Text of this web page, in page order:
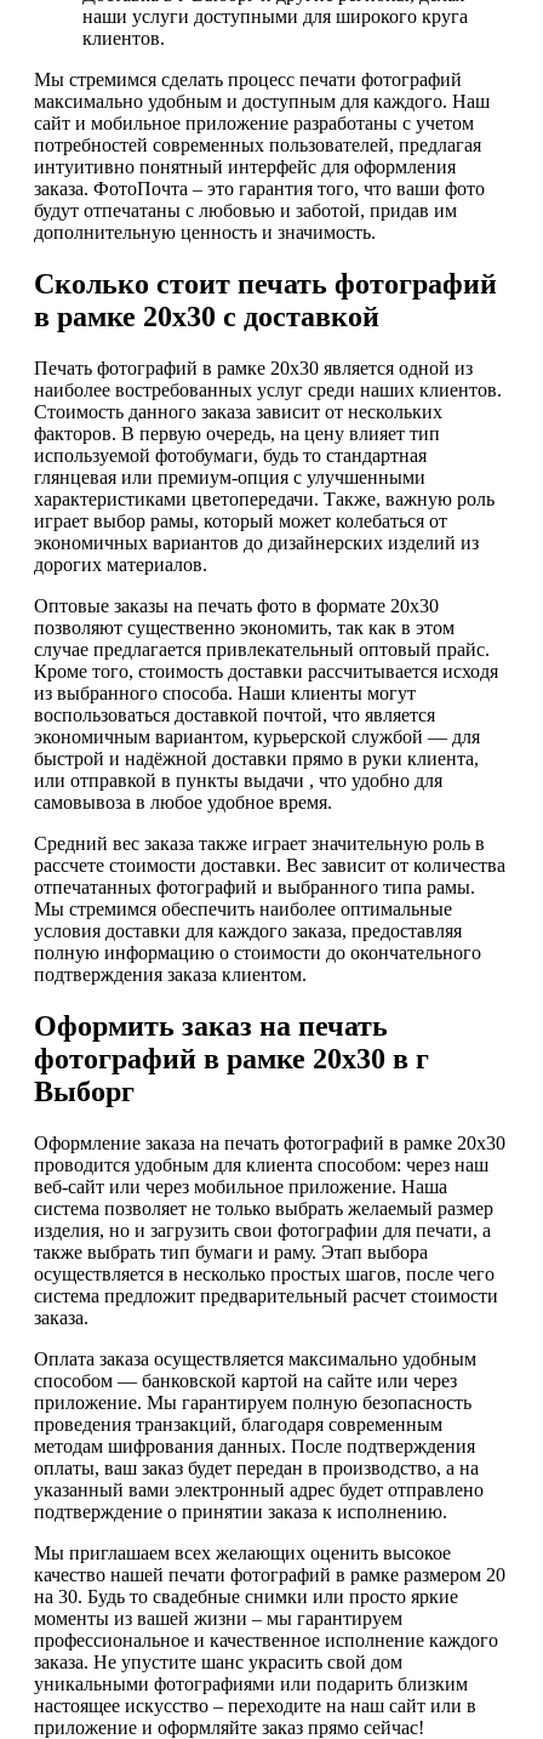
наши услуги доступными для широкого круга
клиентов.
Мы стремимся сделать процесс печати фотографий
максимально удобным и доступным для каждого. Наш
сайт и мобильное приложение разработаны с учетом
потребностей современных пользователей, предлагая
интуитивно понятный интерфейс для оформления
заказа. ФотоПочта – это гарантия того, что ваши фото
будут отпечатаны с любовью и заботой, придав им
дополнительную ценность и значимость.
Сколько стоит печать фотографий
в рамке 20х30 с доставкой
Печать фотографий в рамке 20х30 является одной из
наиболее востребованных услуг среди наших клиентов.
Стоимость данного заказа зависит от нескольких
факторов. В первую очередь, на цену влияет тип
используемой фотобумаги, будь то стандартная
глянцевая или премиум-опция с улучшенными
характеристиками цветопередачи. Также, важную роль
играет выбор рамы, который может колебаться от
экономичных вариантов до дизайнерских изделий из
дорогих материалов.
Оптовые заказы на печать фото в формате 20х30
позволяют существенно экономить, так как в этом
случае предлагается привлекательный оптовый прайс.
Кроме того, стоимость доставки рассчитывается исходя
из выбранного способа. Наши клиенты могут
воспользоваться доставкой почтой, что является
экономичным вариантом, курьерской службой — для
быстрой и надёжной доставки прямо в руки клиента,
или отправкой в пункты выдачи , что удобно для
самовывоза в любое удобное время.
Средний вес заказа также играет значительную роль в
рассчете стоимости доставки. Вес зависит от количества
отпечатанных фотографий и выбранного типа рамы.
Мы стремимся обеспечить наиболее оптимальные
условия доставки для каждого заказа, предоставляя
полную информацию о стоимости до окончательного
подтверждения заказа клиентом.
Оформить заказ на печать
фотографий в рамке 20х30 в г
Выборг
Оформление заказа на печать фотографий в рамке 20х30
проводится удобным для клиента способом: через наш
веб-сайт или через мобильное приложение. Наша
система позволяет не только выбрать желаемый размер
изделия, но и загрузить свои фотографии для печати, а
также выбрать тип бумаги и раму. Этап выбора
осуществляется в несколько простых шагов, после чего
система предложит предварительный расчет стоимости
заказа.
Оплата заказа осуществляется максимально удобным
способом — банковской картой на сайте или через
приложение. Мы гарантируем полную безопасность
проведения транзакций, благодаря современным
методам шифрования данных. После подтверждения
оплаты, ваш заказ будет передан в производство, а на
указанный вами электронный адрес будет отправлено
подтверждение о принятии заказа к исполнению.
Мы приглашаем всех желающих оценить высокое
качество нашей печати фотографий в рамке размером 20
на 30. Будь то свадебные снимки или просто яркие
моменты из вашей жизни – мы гарантируем
профессиональное и качественное исполнение каждого
заказа. Не упустите шанс украсить свой дом
уникальными фотографиями или подарить близким
настоящее искусство – переходите на наш сайт или в
приложение и оформляйте заказ прямо сейчас!